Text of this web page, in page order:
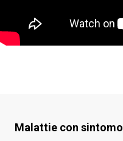
Malattie con sintomo